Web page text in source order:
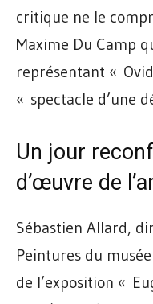
critique ne le
Maxime Du Camp
représentant «
« spectacle d’une
Un jour
d’œuvre de
Sébastien Allard,
Peintures du
de l’exposition «